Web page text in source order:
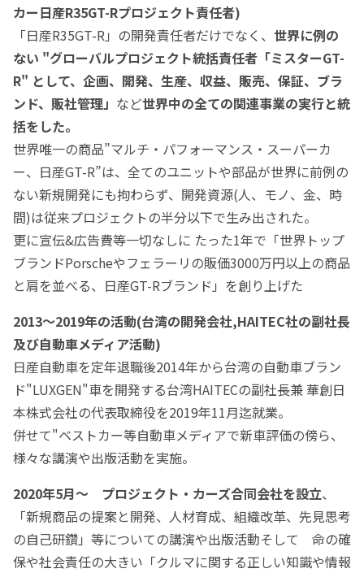
カー日産R35GT-Rプロジェクト責任者)
「日産R35GT-R」の開発責任者だけでなく、 世界に例の
ない "グローバルプロジェクト統括責任者 「ミスターGT-
R" として、企画、開発、生産、収益、販売、保証、ブラ
ン ド、 販社管理」 など世界中の全ての関連事業の実行と統
括をした。
世界唯一の商品”マルチ・パフォーマンス・スーパーカ
ー、日産GT-R”は、全てのユニットや部品が世界に前例の
ない新規開発にも拘わらず、開発資源(人、モノ、金、時
間)は従来プロジェクトの半分以下で生み出された。
更に宣伝&広告費等一切なしに たった1年で「世界トップ
ブランドPorscheやフェラーリの販価3000万円以上の商品
と肩を並べる、日産GT-Rブランド」を創り上げた
2013～2019年の活動(台湾の開発会社,HAITEC社の副社長
及び自動車メディア活動)
日産自動車を定年退職後2014年から台湾の自動車ブラン
ド"LUXGEN"車を開発する台湾HAITECの副社長兼 華創日
本株式会社の代表取締役を2019年11月迄就業。
併せて"ベストカー等自動車メディアで新車評価の傍ら、
様々な講演や出版活動を実施。
2020年5月～ プロジェクト・カーズ合同会社を設立、
「新規商品の提案と開発、人材育成、組織改革、先見思考
の自己研鑽」等についての講演や出版活動そして 命の確
保や社会責任の大きい「クルマに関する正しい知識や情報